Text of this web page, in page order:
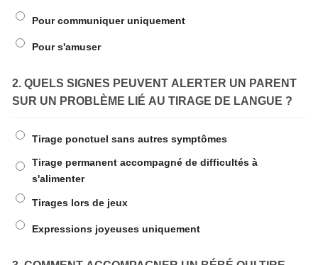
Pour communiquer uniquement
Pour s'amuser
2. QUELS SIGNES PEUVENT ALERTER UN PARENT
SUR UN PROBLÈME LIÉ AU TIRAGE DE LANGUE ?
Tirage ponctuel sans autres symptômes
Tirage permanent accompagné de difficultés à
s'alimenter
Tirages lors de jeux
Expressions joyeuses uniquement